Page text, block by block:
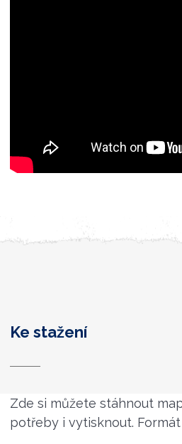
Ke stažení
Zde si můžete stáhnout
potřeby i vytisknout. Formát